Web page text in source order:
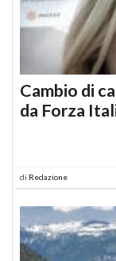
Cambio di
da Forza
di Redazione